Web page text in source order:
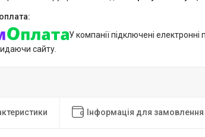
У компанії підключені
сайту.
Інформація для замовлення